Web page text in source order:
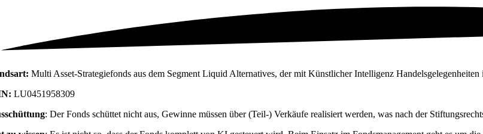
Multi Asset-Strategiefonds aus dem Segment Liquid Alternatives, der mit Künstlicher Intelligenz
LU0451958309
: Der Fonds schüttet nicht aus, Gewinne müssen über (Teil-) Verkäufe realisiert werden, was nach der